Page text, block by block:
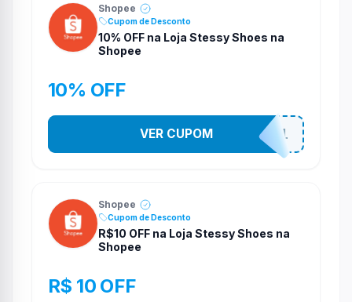
Shopee
Cupom de Desconto
10% OFF na Loja Stessy Shoes na
Shopee
10% OFF
STES2541
VER CUPOM
Shopee
Cupom de Desconto
R$10 OFF na Loja Stessy Shoes na
Shopee
R$ 10 OFF